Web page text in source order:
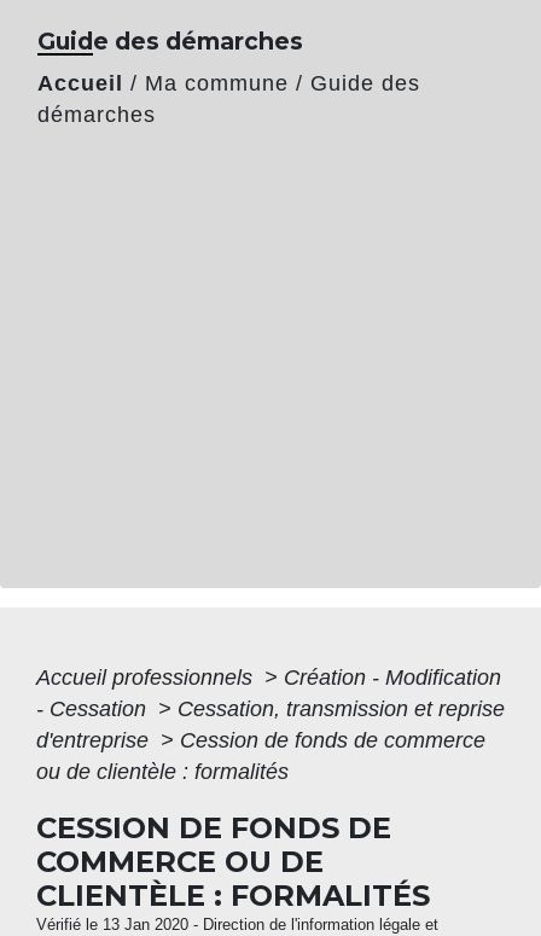
Guide des démarches
Accueil / Ma commune / Guide des
démarches
Accueil professionnels > Création - Modification
- Cessation > Cessation, transmission et reprise
d'entreprise > Cession de fonds de commerce
ou de clientèle : formalités
CESSION DE FONDS DE
COMMERCE OU DE
CLIENTÈLE : FORMALITÉS
Vérifié le 13 Jan 2020 - Direction de l'information légale et